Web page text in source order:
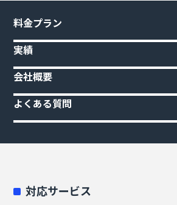
料金プラン
実績
会社概要
よくある質問
対応サービス